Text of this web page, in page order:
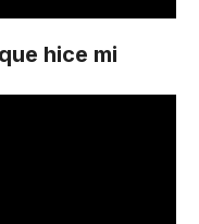
hice mi